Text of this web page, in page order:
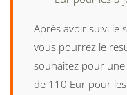
Après avoir suivi le
vous pourrez le
souhaitez pour
de 110 Eur pour